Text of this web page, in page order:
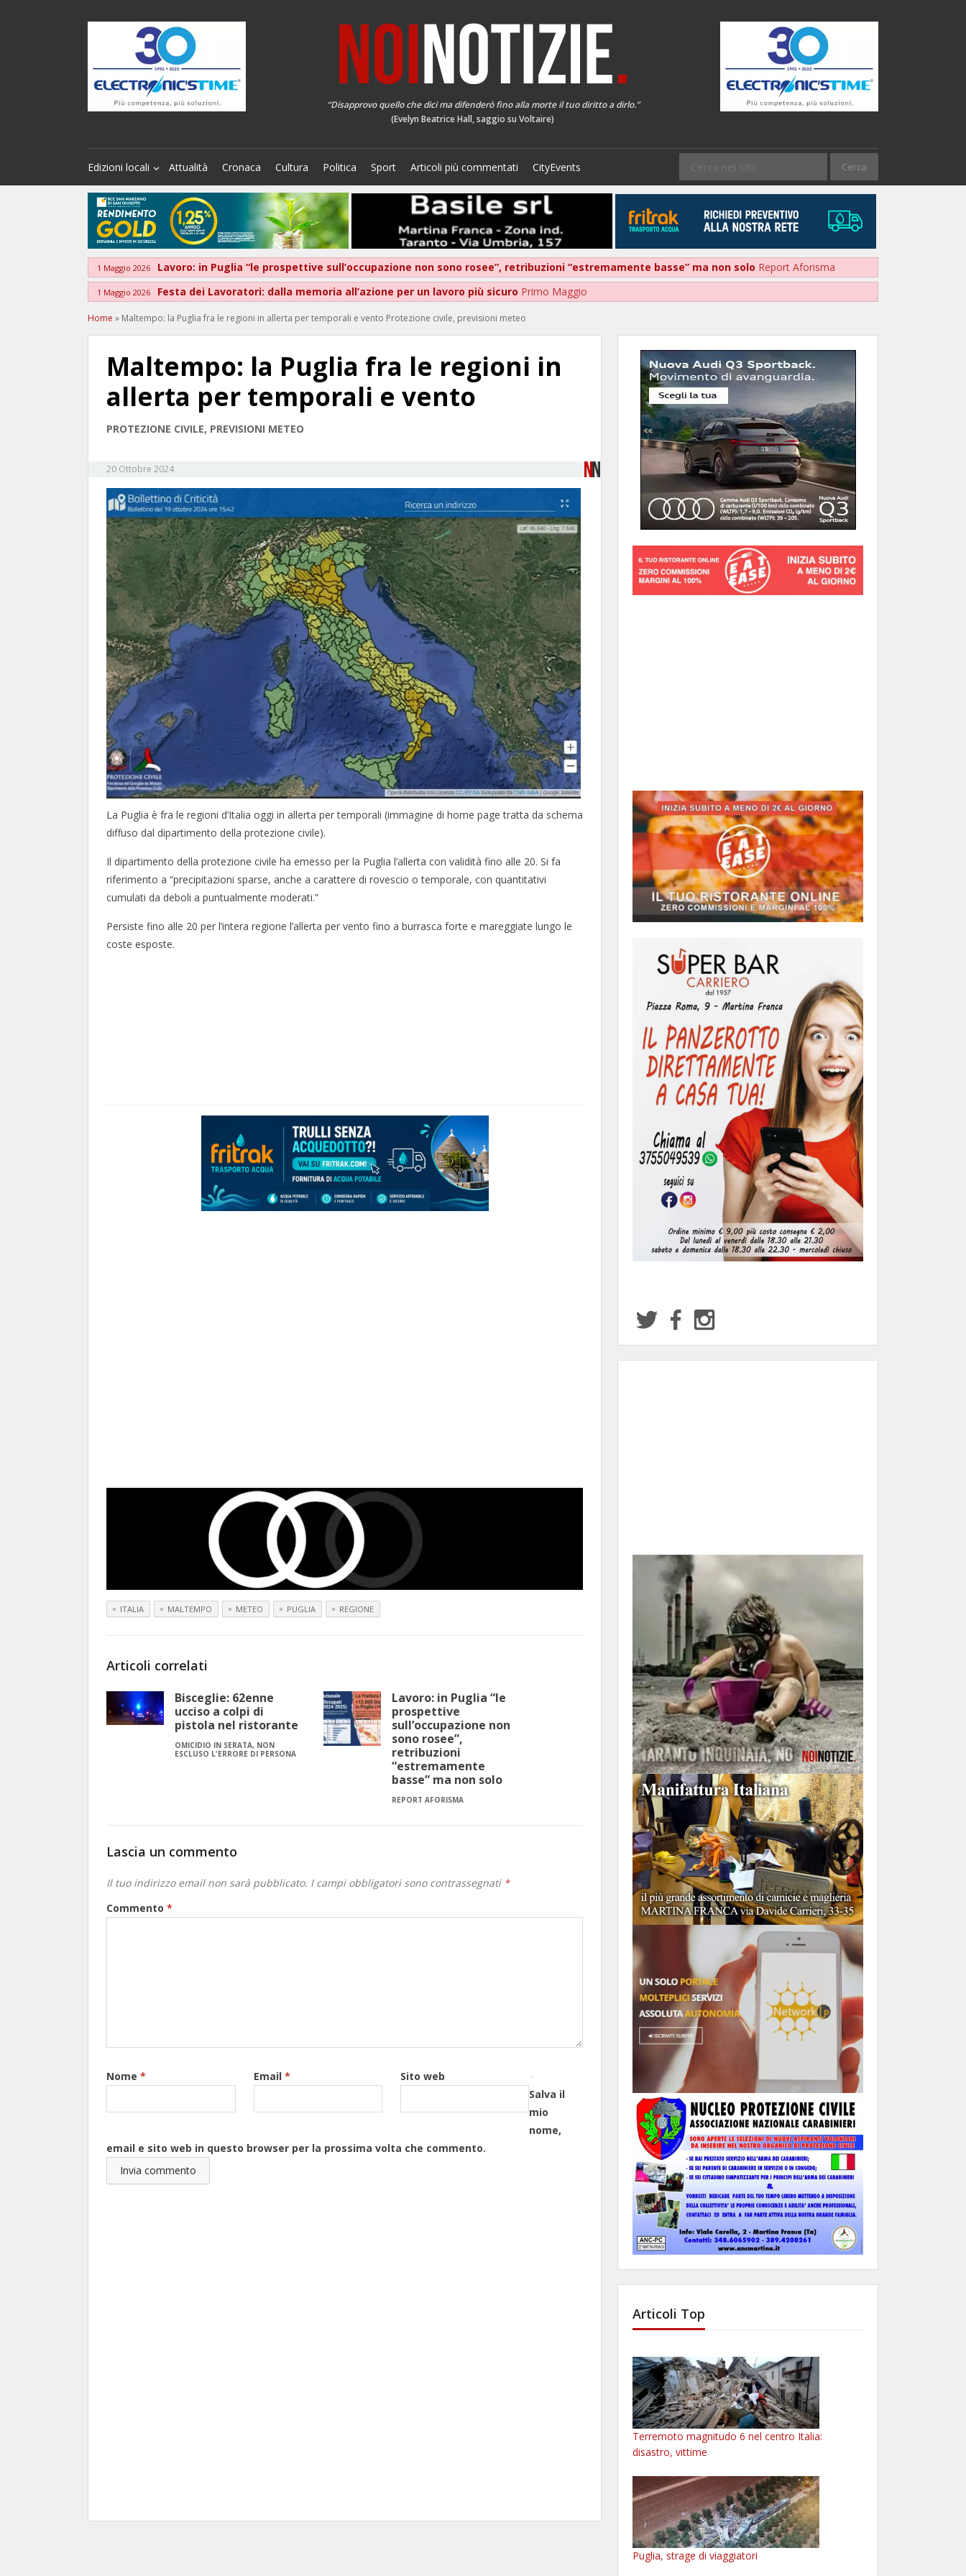
“Disapprovo quello che dici ma difenderò fino alla morte il tuo diritto a dirlo.”
(Evelyn Beatrice Hall, saggio su Voltaire)
Edizioni locali Attualità Cronaca Cultura Politica Sport Articoli più commentati CityEvents
1 Maggio 2026 Lavoro: in Puglia “le prospettive sull’occupazione non sono rosee”, retribuzioni “estremamente basse” ma non solo Report Aforisma
1 Maggio 2026 Festa dei Lavoratori: dalla memoria all’azione per un lavoro più sicuro Primo Maggio
Home » Maltempo: la Puglia fra le regioni in allerta per temporali e vento Protezione civile, previsioni meteo
Maltempo: la Puglia fra le regioni in
allerta per temporali e vento
PROTEZIONE CIVILE, PREVISIONI METEO
20 Ottobre 2024
La Puglia è fra le regioni d’Italia oggi in allerta per temporali (immagine di home page tratta da schema
diffuso dal dipartimento della protezione civile).
Il dipartimento della protezione civile ha emesso per la Puglia l’allerta con validità fino alle 20. Si fa
riferimento a “precipitazioni sparse, anche a carattere di rovescio o temporale, con quantitativi
cumulati da deboli a puntualmente moderati.”
Persiste fino alle 20 per l’intera regione l’allerta per vento fino a burrasca forte e mareggiate lungo le
coste esposte.
ITALIA MALTEMPO METEO PUGLIA REGIONE
Articoli correlati
Bisceglie: 62enne
ucciso a colpi di
pistola nel ristorante
OMICIDIO IN SERATA, NON
ESCLUSO L'ERRORE DI PERSONA
Lavoro: in Puglia “le
prospettive
sull’occupazione non
sono rosee”,
retribuzioni
“estremamente
basse” ma non solo
REPORT AFORISMA
Lascia un commento
Il tuo indirizzo email non sarà pubblicato. I campi obbligatori sono contrassegnati *
Commento *
Nome * Email *
Sito web
Salva il
mio
nome,
email e sito web in questo browser per la prossima volta che commento.
Articoli Top
Terremoto magnitudo 6 nel centro Italia:
disastro, vittime
Puglia, strage di viaggiatori